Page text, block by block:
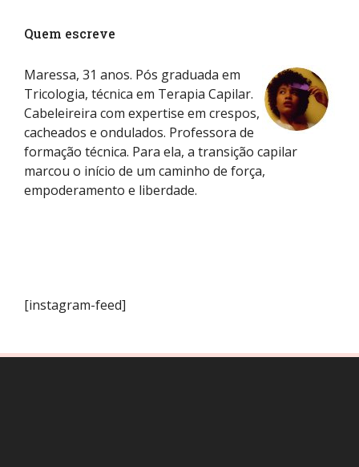
Quem escreve
Maressa, 31 anos. Pós graduada em
Tricologia, técnica em Terapia Capilar.
Cabeleireira com expertise em crespos,
cacheados e ondulados. Professora de
formação técnica. Para ela, a transição capilar
marcou o início de um caminho de força,
empoderamento e liberdade.
[instagram-feed]